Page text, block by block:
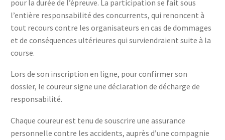
pour la durée de l’épreuve. La participation se fait sous
l’entière responsabilité des concurrents, qui renoncent à
tout recours contre les organisateurs en cas de dommages
et de conséquences ultérieures qui surviendraient suite à la
course.
Lors de son inscription en ligne, pour confirmer son
dossier, le coureur signe une déclaration de décharge de
responsabilité.
Chaque coureur est tenu de souscrire une assurance
personnelle contre les accidents, auprès d’une compagnie